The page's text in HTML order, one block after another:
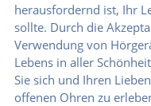
herausfordernd ist, Ihr
sollte. Durch die
Verwendung von
Lebens in aller
Sie sich und Ihren
offenen Ohren zu